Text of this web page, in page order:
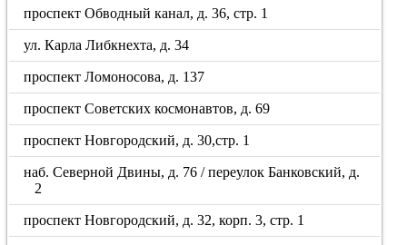
проспект Обводный канал, д. 36, стр. 1
ул. Карла Либкнехта, д. 34
проспект Ломоносова, д. 137
проспект Советских космонавтов, д. 69
проспект Новгородский, д. 30,стр. 1
наб. Северной Двины, д. 76 / переулок Банковский, д.
2
проспект Новгородский, д. 32, корп. 3, стр. 1